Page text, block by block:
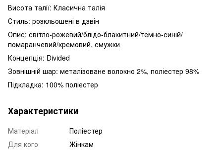
Висота талії: Класична талія
Стиль: розкльошені в дзвін
Опис: світло-рожевий/блідо-блакитний/темно-синій/
помаранчевий/кремовий, смужки
Концепція: Divided
Зовнішній шар: металізоване волокно 2%, поліестер 98%
Підкладка: 100% поліестер
Характеристики
Матеріал
Поліестер
Для кого
Жінкам